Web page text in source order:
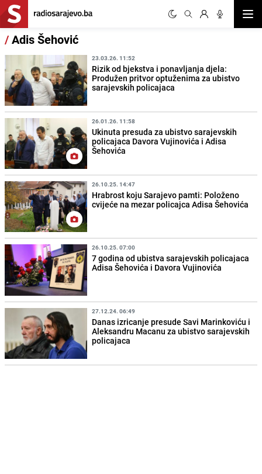
/Adis Šehović
23.03.26. 11:52
Rizik od bjekstva i ponavljanja djela:
Produžen pritvor optuženima za ubistvo
sarajevskih policajaca
26.01.26. 11:58
Ukinuta presuda za ubistvo sarajevskih
policajaca Davora Vujinovića i Adisa
Šehovića
26.10.25. 14:47
Hrabrost koju Sarajevo pamti: Položeno
cvijeće na mezar policajca Adisa Šehovića
26.10.25. 07:00
7 godina od ubistva sarajevskih policajaca
Adisa Šehovića i Davora Vujinovića
27.12.24. 06:49
Danas izricanje presude Savi Marinkoviću i
Aleksandru Macanu za ubistvo sarajevskih
policajaca